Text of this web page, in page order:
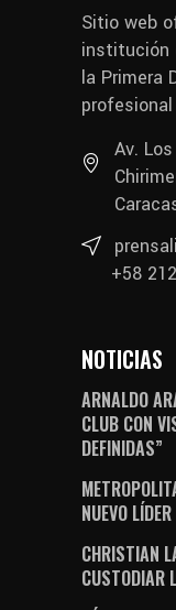
Sitio web
institución
la Primera
Av.
+58
NOTICIAS
ARNALDO
CLUB CON
DEFINIDAS”
NUEVO
CHRISTIAN
CUSTODIAR